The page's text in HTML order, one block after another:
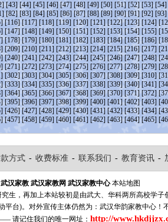
[43] [44] [45] [46] [47] [48] [49] [50] [51] [52] [53] [54]
[82] [83] [84] [85] [86] [87] [88] [89] [90] [91] [92] [93]
[116] [117] [118] [119] [120] [121] [122] [123] [124]
[147] [148] [149] [150] [151] [152] [153] [154] [155]
[178] [179] [180] [181] [182] [183] [184] [185] [186]
[209] [210] [211] [212] [213] [214] [215] [216] [217]
[240] [241] [242] [243] [244] [245] [246] [247] [248]
[271] [272] [273] [274] [275] [276] [277] [278] [279]
[302] [303] [304] [305] [306] [307] [308] [309] [310]
[333] [334] [335] [336] [337] [338] [339] [340] [341]
[364] [365] [366] [367] [368] [369] [370] [371] [372]
[395] [396] [397] [398] [399] [400] [401] [402] [403]
[426] [427] [428] [429] [430] [431] [432] [433] [434]
[457] [458] [459] [460] [461] [462] [463] [464] [465]
方式 - 收费标准 - 联系我们 - 教育资讯 -
武汉家教 武汉家教网 武汉家教中心 本站地图
生，再加上本站较初是由武大、华科两所高校学
台)。对外宣传主体仍然为：武汉华韵家教中心！
请记住我们的唯一网址： http://